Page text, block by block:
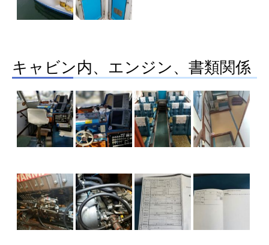
キャビン内、エンジン、書類関係